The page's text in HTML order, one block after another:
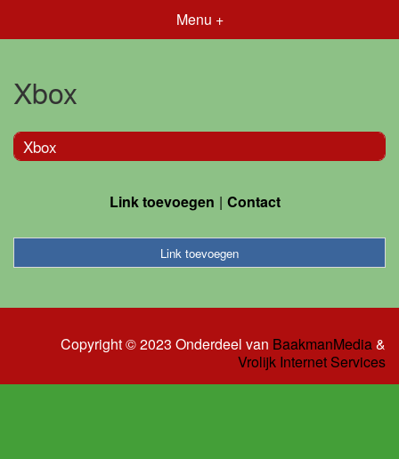
Menu +
Xbox
Xbox
Link toevoegen Contact
Link toevoegen
Copyright © 2023 Onderdeel van BaakmanMedia&
Vrolijk Internet Services